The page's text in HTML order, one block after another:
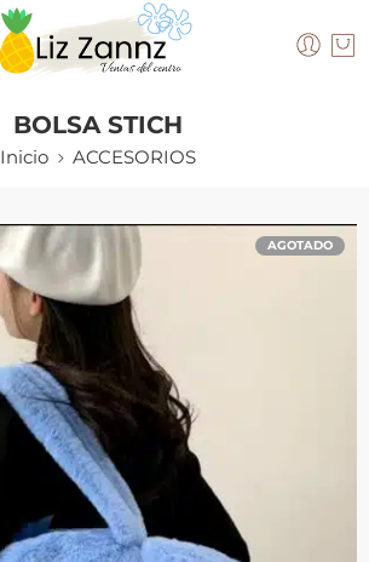
BOLSA STICH
Inicio ACCESORIOS
AGOTADO